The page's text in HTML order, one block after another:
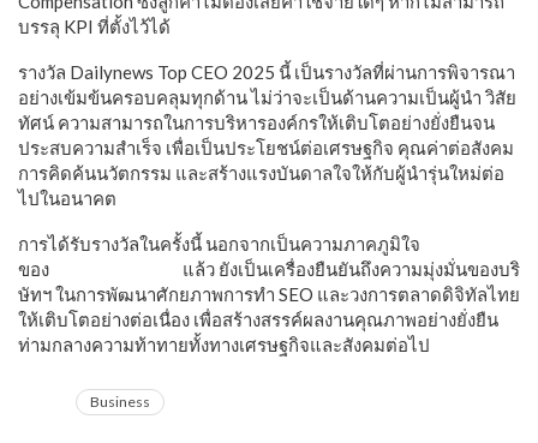
บรรลุ KPI ที่ตั้งไว้ได้
รางวัล Dailynews Top CEO 2025 นี้ เป็นรางวัลที่ผ่านการพิจารณา
อย่างเข้มข้นครอบคลุมทุกด้าน ไม่ว่าจะเป็นด้านความเป็นผู้นำ วิสัย
ทัศน์ ความสามารถในการบริหารองค์กรให้เติบโตอย่างยั่งยืนจน
ประสบความสำเร็จ เพื่อเป็นประโยชน์ต่อเศรษฐกิจ คุณค่าต่อสังคม
การคิดค้นนวัตกรรม และสร้างแรงบันดาลใจให้กับผู้นำรุ่นใหม่ต่อ
ไปในอนาคต
การได้รับรางวัลในครั้งนี้ นอกจากเป็นความภาคภูมิใจ
ของ
แล้ว ยังเป็นเครื่องยืนยันถึงความมุ่งมั่นของบริ
ษัทฯ ในการพัฒนาศักยภาพการทำ SEO และวงการตลาดดิจิทัลไทย
ให้เติบโตอย่างต่อเนื่อง เพื่อสร้างสรรค์ผลงานคุณภาพอย่างยั่งยืน
ท่ามกลางความท้าทายทั้งทางเศรษฐกิจและสังคมต่อไป
Business